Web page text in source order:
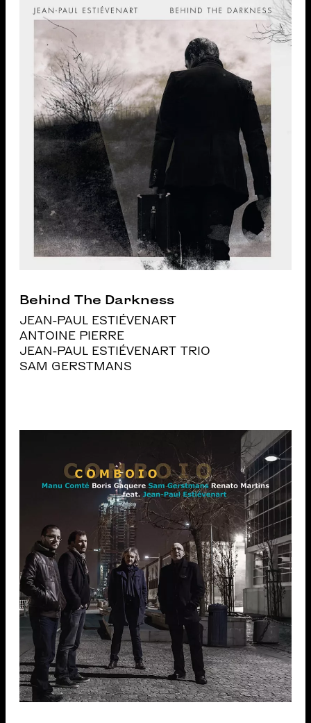
Behind The Darkness
JEAN-PAUL ESTIÉVENART
ANTOINE PIERRE
JEAN-PAUL ESTIÉVENART TRIO
SAM GERSTMANS